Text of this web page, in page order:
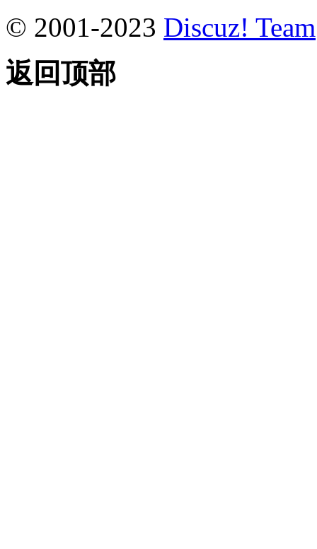
© 2001-2023 Discuz! Team
返回顶部